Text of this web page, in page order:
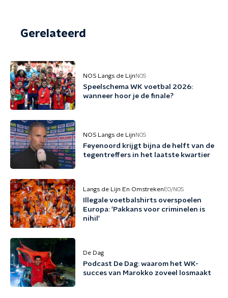
Gerelateerd
NOS Langs de Lijn NOS
Speelschema WK voetbal 2026:
wanneer hoor je de finale?
NOS Langs de Lijn NOS
Feyenoord krijgt bijna de helft van de
tegentreffers in het laatste kwartier
Langs de Lijn En Omstreken EO/NOS
Illegale voetbalshirts overspoelen
Europa: 'Pakkans voor criminelen is
nihil'
De Dag
Podcast De Dag: waarom het WK-
succes van Marokko zoveel losmaakt